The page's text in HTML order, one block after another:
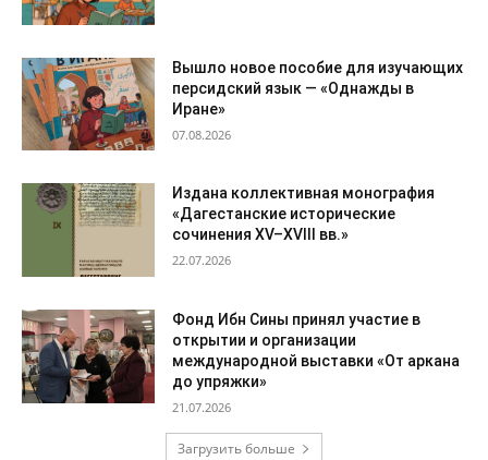
Вышло новое пособие для изучающих
персидский язык — «Однажды в
Иране»
07.08.2026
Издана коллективная монография
«Дагестанские исторические
сочинения XV–XVIII вв.»
22.07.2026
Фонд Ибн Сины принял участие в
открытии и организации
международной выставки «От аркана
до упряжки»
21.07.2026
Загрузить больше